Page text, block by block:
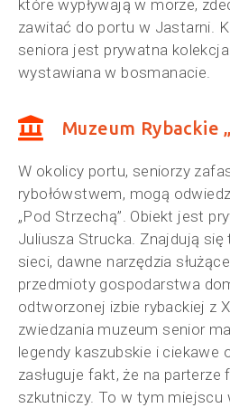
które wypływają w morze,
zawitać do portu w Jastarni.
seniora jest prywatna
wystawiana w bosmanacie.
Muzeum Rybackie
W okolicy portu, seniorzy
rybołówstwem, mogą
„Pod Strzechą”. Obiekt jest
Juliusza Strucka. Znajdują
sieci, dawne narzędzia
przedmioty gospodarstwa
odtworzonej izbie rybackiej z
zwiedzania muzeum senior
legendy kaszubskie i ciekawe
zasługuje fakt, że na parterze
szkutniczy. To w tym miejscu